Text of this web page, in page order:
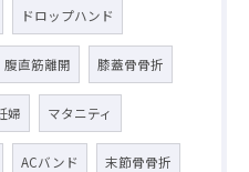
ドロップハンド
腹直筋離開 膝蓋骨骨折
婦 マタニティ
ACバンド 末節骨骨折